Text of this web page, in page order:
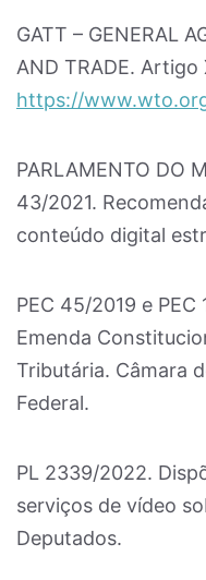
GATT – GENERAL
AND TRADE. Artigo
https://
PARLAMENTO DO
43/2021.
conteúdo digital
PEC 45/2019 e
Emenda
Tributária. Câmara
Federal.
PL 2339/2022.
serviços de vídeo
Deputados.